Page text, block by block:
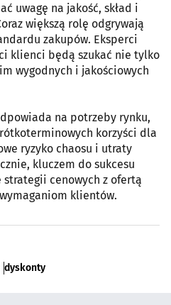
uwagę na jakość, skład i
większą rolę odgrywają
zakupów. Eksperci
klienci będą szukać nie tylko
wygodnych i jakościowych
na potrzeby rynku,
korzyści dla
ryzyko chaosu i utraty
kluczem do sukcesu
cenowych z ofertą
klientów.
dyskonty